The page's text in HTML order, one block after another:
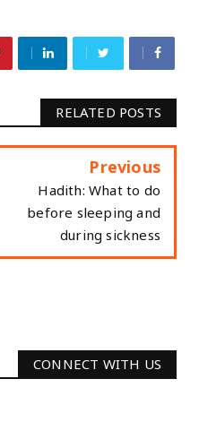
RELATED POSTS
Previous
Hadith: What to do
before sleeping and
during sickness
CONNECT WITH US